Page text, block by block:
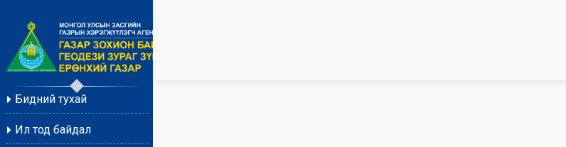
Бидний тухай
Ил тод байдал